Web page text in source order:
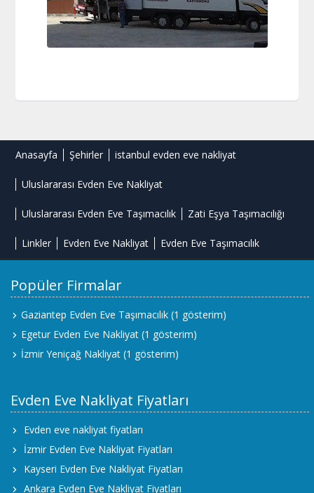
Anasayfa Şehirler istanbul evden eve nakliyat
Uluslararası Evden Eve Nakliyat
Uluslararası Evden Eve Taşımacılık Zati Eşya Taşımacılığı
Linkler Evden Eve Nakliyat Evden Eve Taşımacılık
Popüler Firmalar
Gaziantep Evden Eve Taşımacılık (1 gösterim)
Egetur Evden Eve Nakliyat (1 gösterim)
İzmir Yeniçağ Nakliyat (1 gösterim)
Evden Eve Nakliyat Fiyatları
Evden eve nakliyat fiyatları
İzmir Evden Eve Nakliyat Fiyatları
Kayseri Evden Eve Nakliyat Fiyatları
Ankara Evden Eve Nakliyat Fiyatları